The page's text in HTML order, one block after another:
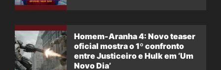
Homem-Aranha 4: Novo teaser
oficial mostra o 1º confronto
entre Justiceiro e Hulk em ‘Um
Novo Dia’